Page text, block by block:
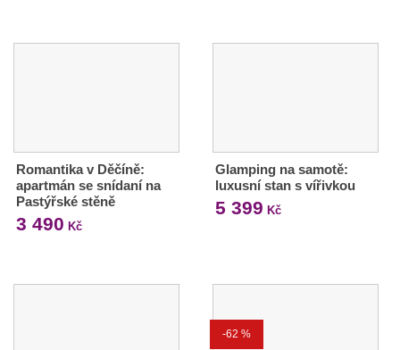
Romantika v Děčíně:
apartmán se snídaní na
Pastýřské stěně
3 490 Kč
Glamping na samotě:
luxusní stan s vířivkou
5 399 Kč
-62 %